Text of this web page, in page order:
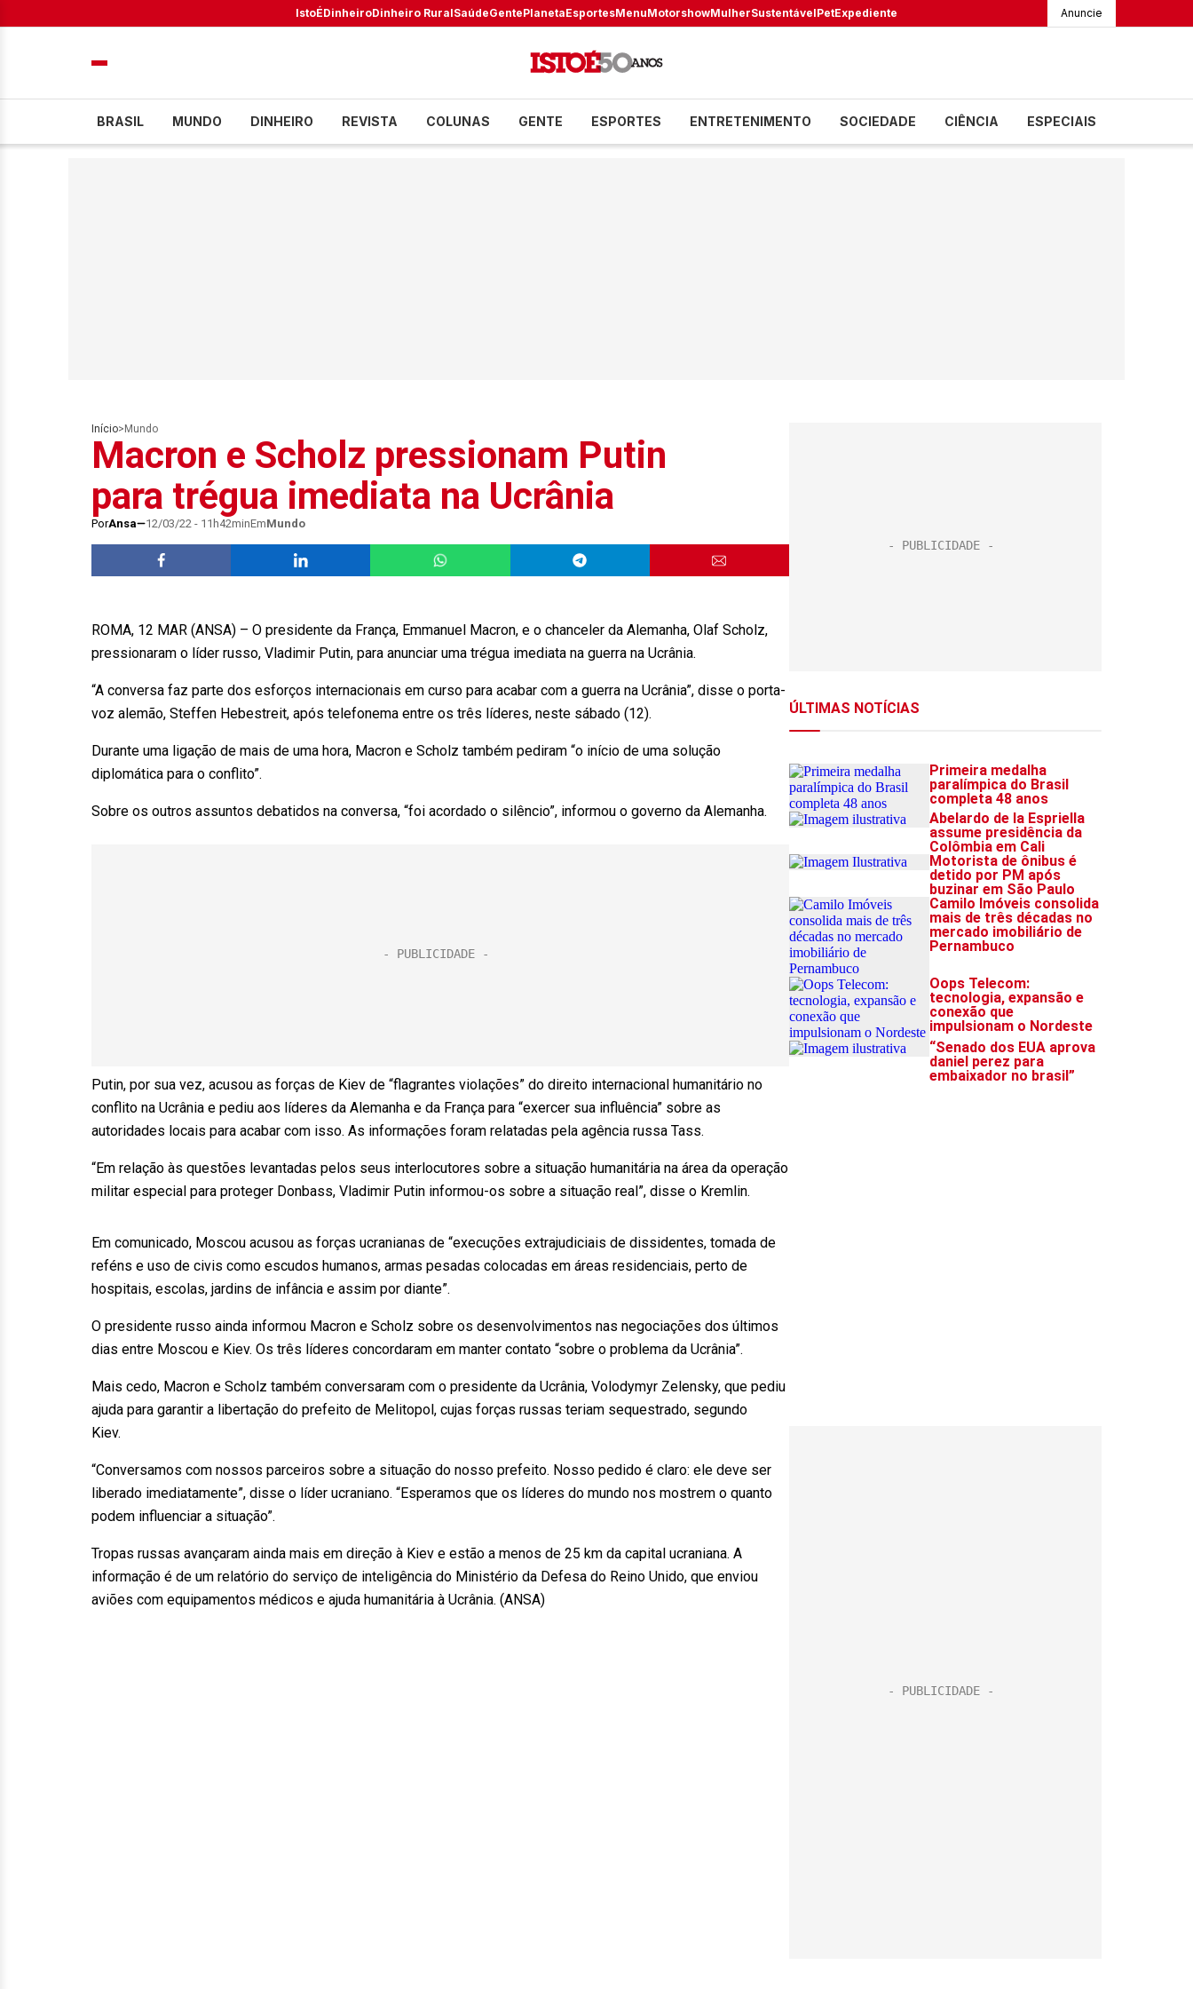
IstoÉDinheiroDinheiro RuralSaúdeGentePlanetaEsportesMenuMotorshowMulherSustentávelPetExpediente Anuncie
BRASIL MUNDO DINHEIRO REVISTA COLUNAS GENTE ESPORTES ENTRETENIMENTO SOCIEDADE CIÊNCIA ESPECIAIS
Início> Mundo
Macron e Scholz pressionam Putin
para trégua imediata na Ucrânia
PorAnsa 12/03/22 - 11h42minEmMundo
ROMA, 12 MAR (ANSA) – O presidente da França, Emmanuel Macron, e o chanceler da Alemanha, Olaf Scholz,
pressionaram o líder russo, Vladimir Putin, para anunciar uma trégua imediata na guerra na Ucrânia.
“A conversa faz parte dos esforços internacionais em curso para acabar com a guerra na Ucrânia”, disse o porta-
voz alemão, Steffen Hebestreit, após telefonema entre os três líderes, neste sábado (12).
Durante uma ligação de mais de uma hora, Macron e Scholz também pediram “o início de uma solução
diplomática para o conflito”.
Sobre os outros assuntos debatidos na conversa, “foi acordado o silêncio”, informou o governo da Alemanha.
Putin, por sua vez, acusou as forças de Kiev de “flagrantes violações” do direito internacional humanitário no
conflito na Ucrânia e pediu aos líderes da Alemanha e da França para “exercer sua influência” sobre as
autoridades locais para acabar com isso. As informações foram relatadas pela agência russa Tass.
“Em relação às questões levantadas pelos seus interlocutores sobre a situação humanitária na área da operação
militar especial para proteger Donbass, Vladimir Putin informou-os sobre a situação real”, disse o Kremlin.
Em comunicado, Moscou acusou as forças ucranianas de “execuções extrajudiciais de dissidentes, tomada de
reféns e uso de civis como escudos humanos, armas pesadas colocadas em áreas residenciais, perto de
hospitais, escolas, jardins de infância e assim por diante”.
O presidente russo ainda informou Macron e Scholz sobre os desenvolvimentos nas negociações dos últimos
dias entre Moscou e Kiev. Os três líderes concordaram em manter contato “sobre o problema da Ucrânia”.
Mais cedo, Macron e Scholz também conversaram com o presidente da Ucrânia, Volodymyr Zelensky, que pediu
ajuda para garantir a libertação do prefeito de Melitopol, cujas forças russas teriam sequestrado, segundo
Kiev.
“Conversamos com nossos parceiros sobre a situação do nosso prefeito. Nosso pedido é claro: ele deve ser
liberado imediatamente”, disse o líder ucraniano. “Esperamos que os líderes do mundo nos mostrem o quanto
podem influenciar a situação”.
Tropas russas avançaram ainda mais em direção à Kiev e estão a menos de 25 km da capital ucraniana. A
informação é de um relatório do serviço de inteligência do Ministério da Defesa do Reino Unido, que enviou
aviões com equipamentos médicos e ajuda humanitária à Ucrânia. (ANSA)